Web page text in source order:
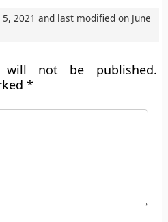
5, 2021 and last modified on June
will not be published.
*